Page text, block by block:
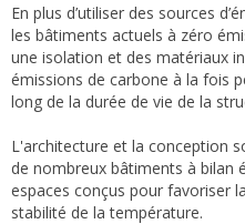
En plus d’utiliser des sources
les bâtiments actuels à zéro
une isolation et des matériaux
émissions de carbone à la fois
long de la durée de vie de la
L'architecture et la conception
de nombreux bâtiments à bilan
espaces conçus pour favoriser
stabilité de la température.